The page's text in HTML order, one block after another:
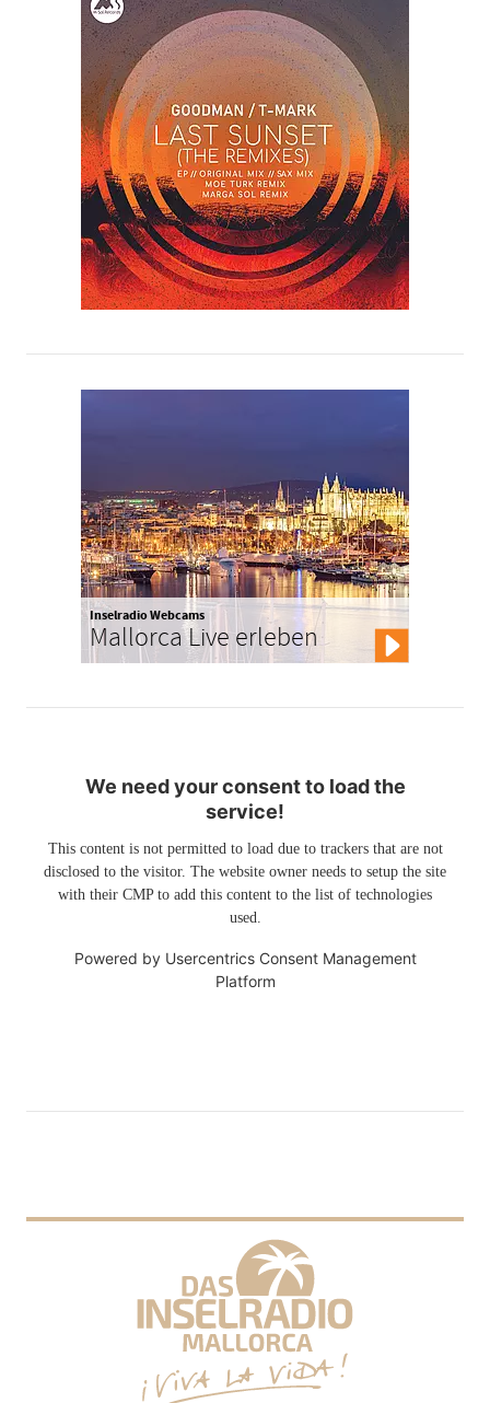
Inselradio Webcams
Mallorca Live erleben
We need your consent to load the
service!
This content is not permitted to load due to trackers that are not
disclosed to the visitor. The website owner needs to setup the site
with their CMP to add this content to the list of technologies
used.
Powered by Usercentrics Consent Management
Platform